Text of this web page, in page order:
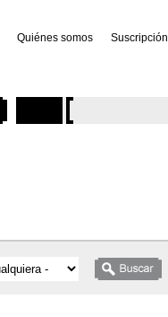
Quiénes somos Suscripción